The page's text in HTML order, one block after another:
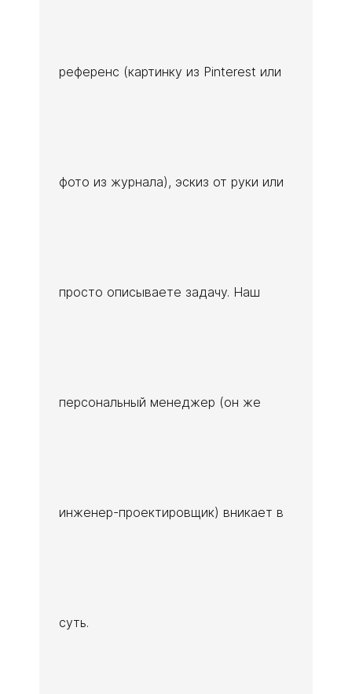
референс (картинку из Pinterest или
фото из журнала), эскиз от руки или
просто описываете задачу. Наш
персональный менеджер (он же
инженер-проектировщик) вникает в
суть.